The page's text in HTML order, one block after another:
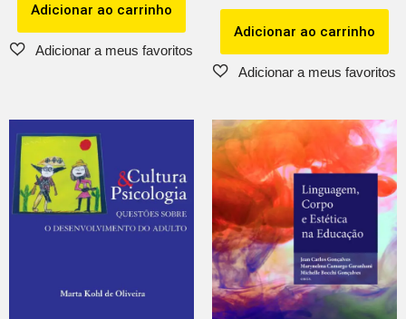
Adicionar ao carrinho
Adicionar ao carrinho